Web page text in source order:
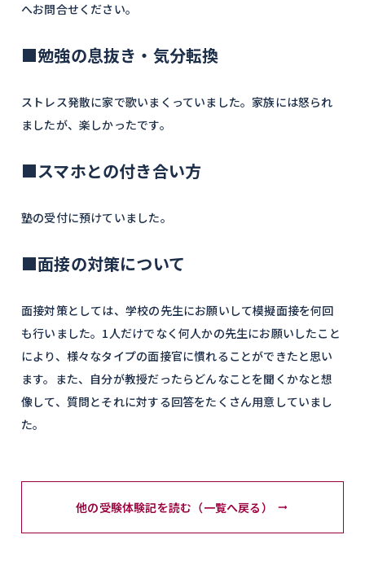
へお問合せください。
■勉強の息抜き・気分転換
ストレス発散に家で歌いまくっていました。家族には怒られ
ましたが、楽しかったです。
■スマホとの付き合い方
塾の受付に預けていました。
■面接の対策について
面接対策としては、学校の先生にお願いして模擬面接を何回
も行いました。1人だけでなく何人かの先生にお願いしたこと
により、様々なタイプの面接官に慣れることができたと思い
ます。また、自分が教授だったらどんなことを聞くかなと想
像して、質問とそれに対する回答をたくさん用意していまし
た。
他の受験体験記を読む（一覧へ戻る）